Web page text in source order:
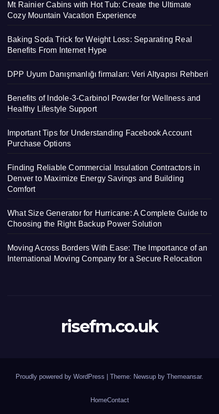
Mt Rainier Cabins with Hot Tub: Create the Ultimate
Cozy Mountain Vacation Experience
Baking Soda Trick for Weight Loss: Separating Real
Benefits From Internet Hype
DPP Uyum Danışmanlığı firmaları: Veri Altyapısı Rehberi
Benefits of Indole-3-Carbinol Powder for Wellness and
Healthy Lifestyle Support
Important Tips for Understanding Facebook Account
Purchase Options
Finding Reliable Commercial Insulation Contractors in
Denver to Maximize Energy Savings and Building
Comfort
What Size Generator for Hurricane: A Complete Guide to
Choosing the Right Backup Power Solution
Moving Across Borders With Ease: The Importance of an
International Moving Company for a Secure Relocation
risefm.co.uk
Proudly powered by WordPress Theme: Newsup by Themeansar.
HomeContact